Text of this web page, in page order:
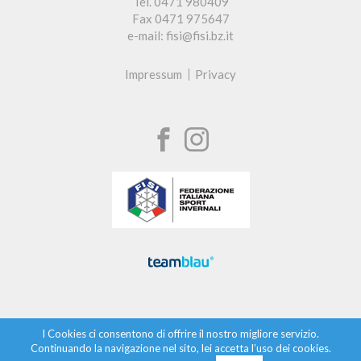
Fax 0471 975647
e-mail: fisi@fisi.bz.it
Impressum Privacy
I Cookies ci consentono di offrire il nostro migliore servizio.
Continuando la navigazione nel sito, lei accetta l’uso dei cookies.